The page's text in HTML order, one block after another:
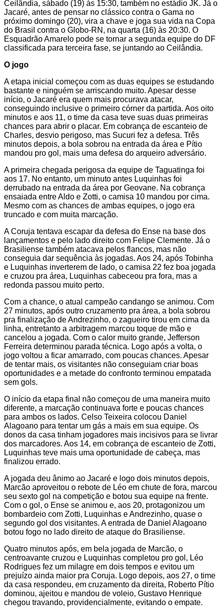
Ceilândia, sábado (19) às 15:30, também no estádio JK. Já o
Jacaré, antes de pensar no clássico contra o Gama no
próximo domingo (20), vira a chave e joga sua vida na Copa
do Brasil contra o Globo-RN, na quarta (16) às 20:30. O
Esquadrão Amarelo pode se tornar a segunda equipe do DF
classificada para terceira fase, se juntando ao Ceilândia.
O jogo
A etapa inicial começou com as duas equipes se estudando
bastante e ninguém se arriscando muito. Apesar desse
início, o Jacaré era quem mais procurava atacar,
conseguindo inclusive o primeiro córner da partida. Aos oito
minutos e aos 11, o time da casa teve suas duas primeiras
chances para abrir o placar. Em cobrança de escanteio de
Charles, desvio perigoso, mas Sucuri fez a defesa. Três
minutos depois, a bola sobrou na entrada da área e Pítio
mandou pro gol, mais uma defesa do arqueiro adversário.
A primeira chegada perigosa da equipe de Taguatinga foi
aos 17. No entanto, um minuto antes Luquinhas foi
derrubado na entrada da área por Geovane. Na cobrança
ensaiada entre Aldo e Zotti, o camisa 10 mandou por cima.
Mesmo com as chances de ambas equipes, o jogo era
truncado e com muita marcação.
A Coruja tentava escapar da defesa do Ense na base dos
lançamentos e pelo lado direito com Felipe Clemente. Já o
Brasiliense também atacava pelos flancos, mas não
conseguia dar sequência às jogadas. Aos 24, após Tobinha
e Luquinhas inverterem de lado, o camisa 22 fez boa jogada
e cruzou pra área, Luquinhas cabeceou pra fora, mas a
redonda passou muito perto.
Com a chance, o atual campeão candango se animou. Com
27 minutos, após outro cruzamento pra área, a bola sobrou
pra finalização de Andrezinho, o zagueiro tirou em cima da
linha, entretanto a arbitragem marcou toque de mão e
cancelou a jogada. Com o calor muito grande, Jefferson
Ferreira determinou parada técnica. Logo após a volta, o
jogo voltou a ficar amarrado, com poucas chances. Apesar
de tentar mais, os visitantes não conseguiam criar boas
oportunidades e a metade do confronto terminou empatada
sem gols.
O início da etapa final não começou de uma maneira muito
diferente, a marcação continuava forte e poucas chances
para ambos os lados. Celso Teixeira colocou Daniel
Alagoano para tentar um gás a mais em sua equipe. Os
donos da casa tinham jogadores mais incisivos para se livrar
dos marcadores. Aos 14, em cobrança de escanteio de Zotti,
Luquinhas teve mais uma oportunidade de cabeça, mas
finalizou errado.
A jogada deu ânimo ao Jacaré e logo dois minutos depois,
Marcão aproveitou o rebote de Léo em chute de fora, marcou
seu sexto gol na competição e botou sua equipe na frente.
Com o gol, o Ense se animou e, aos 20, protagonizou um
bombardeio com Zotti, Luquinhas e Andrezinho, quase o
segundo gol dos visitantes. A entrada de Daniel Alagoano
botou fogo no lado direito de ataque do Brasiliense.
Quatro minutos após, em bela jogada de Marcão, o
centroavante cruzou e Luquinhas completou pro gol, Léo
Rodrigues fez um milagre em dois tempos e evitou um
prejuízo ainda maior pra Coruja. Logo depois, aos 27, o time
da casa respondeu, em cruzamento da direita, Roberto Pítio
dominou, ajeitou e mandou de voleio, Gustavo Henrique
chegou travando, providencialmente, evitando o empate.